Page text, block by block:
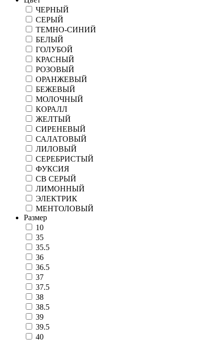
ЧЕРНЫЙ
СЕРЫЙ
ТЕМНО-СИНИЙ
БЕЛЫЙ
ГОЛУБОЙ
КРАСНЫЙ
РОЗОВЫЙ
ОРАНЖЕВЫЙ
БЕЖЕВЫЙ
МОЛОЧНЫЙ
КОРАЛЛ
ЖЕЛТЫЙ
СИРЕНЕВЫЙ
САЛАТОВЫЙ
ЛИЛОВЫЙ
СЕРЕБРИСТЫЙ
ФУКСИЯ
СВ СЕРЫЙ
ЛИМОННЫЙ
ЭЛЕКТРИК
МЕНТОЛОВЫЙ
Размер
10
35
35.5
36
36.5
37
37.5
38
38.5
39
39.5
40